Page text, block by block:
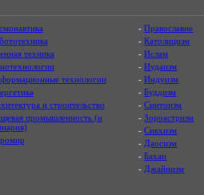
техника
технологии
и строительство
промышленность (и
-Православие
-Католицизм
-Ислам
-Иудаизм
-Индуизм
-Буддизм
-Синтоизм
-Зороастризм
-Сикхизм
- Даосизм
-Бахаи
- Джайнизм